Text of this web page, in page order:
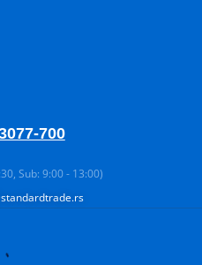
700
Sub: 9:00 - 13:00)